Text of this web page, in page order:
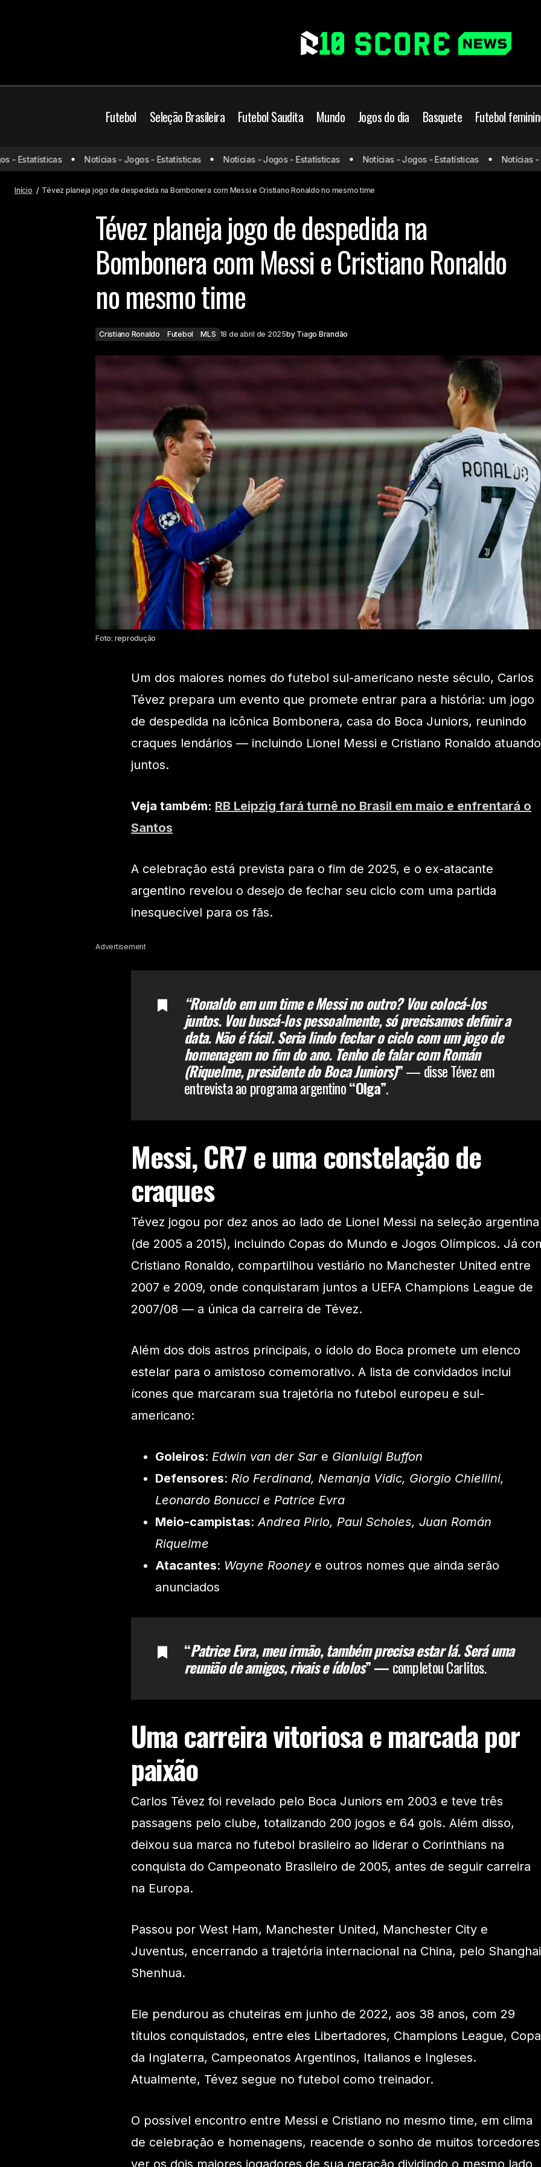
Futebol Seleção Brasileira Futebol Saudita Mundo Jogos do dia Basquete Futebol
Carille tem dúvidas para clássico
contra o Flamengo: lesões e disputa
por vagas no Vasco
Cristiano Ronaldo
Futebol
MLS
Tévez planeja jogo de despedida na Bombonera com
Ronaldo no mesmo time
Estatísticas Notícias - Jogos - Estatísticas Notícias - Jogos - Estatísticas Notícias - Jogos - Estatísticas Notícias -
Início Tévez planeja jogo de despedida na Bombonera com Messi e Cristiano Ronaldo no mesmo time
Tévez planeja jogo de despedida na
Bombonera com Messi e Cristiano Ronaldo
no mesmo time
Cristiano Ronaldo Futebol MLS 18 de abril de 2025by Tiago Brandão
Foto: reprodução
Um dos maiores nomes do futebol sul-americano neste século, Carlos
Tévez prepara um evento que promete entrar para a história: um jogo
de despedida na icônica Bombonera, casa do Boca Juniors, reunindo
craques lendários — incluindo Lionel Messi e Cristiano Ronaldo atuando
juntos.
Veja também: RB Leipzig fará turnê no Brasil em maio e enfrentará o
Santos
A celebração está prevista para o fim de 2025, e o ex-atacante
argentino revelou o desejo de fechar seu ciclo com uma partida
inesquecível para os fãs.
Advertisement
“Ronaldo em um time e Messi no outro? Vou colocá-los
juntos. Vou buscá-los pessoalmente, só precisamos definir a
data. Não é fácil. Seria lindo fechar o ciclo com um jogo de
homenagem no fim do ano. Tenho de falar com Román
(Riquelme, presidente do Boca Juniors)”— disse Tévez em
entrevista ao programa argentino“Olga”.
Messi, CR7 e uma constelação de
craques
Tévez jogou por dez anos ao lado de Lionel Messi na seleção argentina
(de 2005 a 2015), incluindo Copas do Mundo e Jogos Olímpicos. Já
Cristiano Ronaldo, compartilhou vestiário no Manchester United entre
2007 e 2009, onde conquistaram juntos a UEFA Champions League de
2007/08 — a única da carreira de Tévez.
Além dos dois astros principais, o ídolo do Boca promete um elenco
estelar para o amistoso comemorativo. A lista de convidados inclui
ícones que marcaram sua trajetória no futebol europeu e sul-
americano:
Goleiros: Edwin van der Sar e Gianluigi Buffon
Defensores: Rio Ferdinand, Nemanja Vidic, Giorgio Chiellini,
Leonardo Bonucci e Patrice Evra
Meio-campistas:Andrea Pirlo, Paul Scholes, Juan Román
Riquelme
Atacantes: Wayne Rooneye outros nomes que ainda serão
anunciados
“Patrice Evra, meu irmão, também precisa estar lá. Será uma
reunião de amigos, rivais e ídolos” —completou Carlitos.
Uma carreira vitoriosa e marcada por
paixão
Carlos Tévez foi revelado pelo Boca Juniors em 2003 e teve três
passagens pelo clube, totalizando 200 jogos e 64 gols. Além disso,
deixou sua marca no futebol brasileiro ao liderar o Corinthians na
conquista do Campeonato Brasileiro de 2005, antes de seguir carreira
na Europa.
Passou por West Ham, Manchester United, Manchester City e
Juventus, encerrando a trajetória internacional na China, pelo Shanghai
Shenhua.
Ele pendurou as chuteiras em junho de 2022, aos 38 anos, com 29
títulos conquistados, entre eles Libertadores, Champions League, Copa
da Inglaterra, Campeonatos Argentinos, Italianos e Ingleses.
Atualmente, Tévez segue no futebol como treinador.
O possível encontro entre Messi e Cristiano no mesmo time, em clima
de celebração e homenagens, reacende o sonho de muitos
ver os dois maiores jogadores de sua geração dividindo o mesmo lado